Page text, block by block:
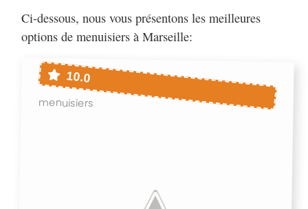
Ci-dessous, nous vous présentons les meilleures
options de menuisiers à Marseille:
10.0
menuisiers